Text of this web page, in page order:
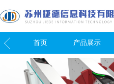
首页 产品展示